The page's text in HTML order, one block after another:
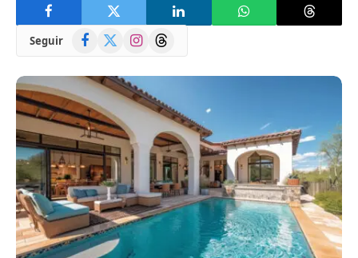
Seguir Facebook
(Twitter)
InstagramThreads